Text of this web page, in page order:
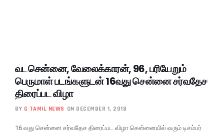
வடசென்னை, வேலைக்காரன், 96, பரியேறும்
பெருமாள் படங்களுடன் 16வது சென்னை சர்வதேச
திரைப்பட விழா
BY G TAMIL NEWS ON DECEMBER 1, 2018
16 வது சென்னை சர்வதேச திரைப்பட விழா சென்னையில் வரும் டிசம்பர்